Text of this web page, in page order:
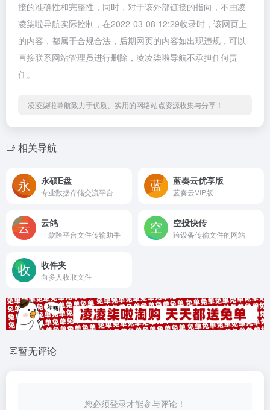
接的准确性和完整性，同时，对于该外部链接的指向，不由凌
凌柒啦导航实际控制，在2022-03-08 12:29收录时，该网页上
的内容，都属于合规合法，后期网页的内容如出现违规，可以
直接联系网站管理员进行删除，凌凌柒啦导航不承担任何责
任。
凌凌柒啦导航致力于优质、实用的网络站点资源收集与分享！
相关导航
永硕E盘
专业数据存储交流平台
蓝奏云优享版
蓝奏云VIP版
云鸽
一款跨平台文件传输助手
空投快传
跨设备传输文件的网站
收件夹
向多人收取文件
暂无评论
您必须登录才能参与评论！